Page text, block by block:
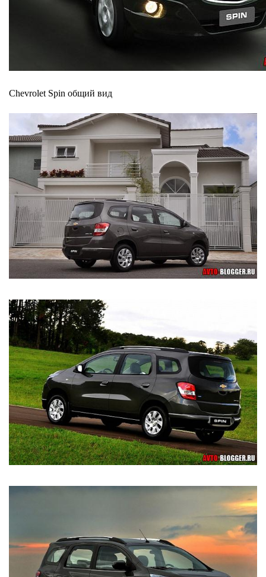
Сhevrolet Spin общий вид